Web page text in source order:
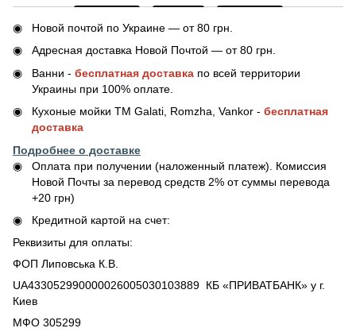
Новой почтой по Украине — от 80 грн.
Адресная доставка Новой Почтой — от 80 грн.
Ванни - бесплатная доставка по всей территории
Украины при 100% оплате.
Кухоные мойки ТМ Galati, Romzha, Vankor - бесплатная
доставка
Подробнее о доставке
Оплата при получении (наложенный платеж). Комиссия
Новой Почты за перевод средств 2% от суммы перевода
+20 грн)
Кредитной картой на счет:
Реквизиты для оплаты:
ФОП Липовська К.В.
UA433052990000026005030103889 КБ «ПРИВАТБАНК» у г.
Киев
МФО 305299